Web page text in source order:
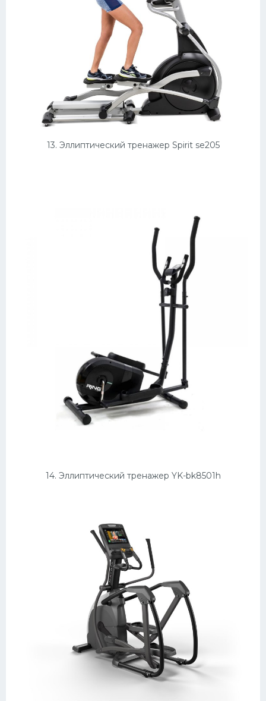
13. Эллиптический тренажер Spirit se205
14. Эллиптический тренажер YK-bk8501h